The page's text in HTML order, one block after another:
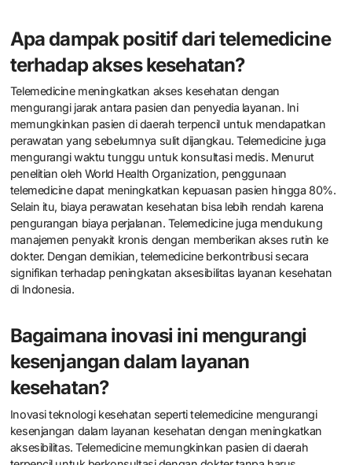
Apa dampak positif dari telemedicine
terhadap akses kesehatan?
Telemedicine meningkatkan akses kesehatan dengan
mengurangi jarak antara pasien dan penyedia layanan. Ini
memungkinkan pasien di daerah terpencil untuk mendapatkan
perawatan yang sebelumnya sulit dijangkau. Telemedicine juga
mengurangi waktu tunggu untuk konsultasi medis. Menurut
penelitian oleh World Health Organization, penggunaan
telemedicine dapat meningkatkan kepuasan pasien hingga 80%.
Selain itu, biaya perawatan kesehatan bisa lebih rendah karena
pengurangan biaya perjalanan. Telemedicine juga mendukung
manajemen penyakit kronis dengan memberikan akses rutin ke
dokter. Dengan demikian, telemedicine berkontribusi secara
signifikan terhadap peningkatan aksesibilitas layanan kesehatan
di Indonesia.
Bagaimana inovasi ini mengurangi
kesenjangan dalam layanan
kesehatan?
Inovasi teknologi kesehatan seperti telemedicine mengurangi
kesenjangan dalam layanan kesehatan dengan meningkatkan
aksesibilitas. Telemedicine memungkinkan pasien di daerah